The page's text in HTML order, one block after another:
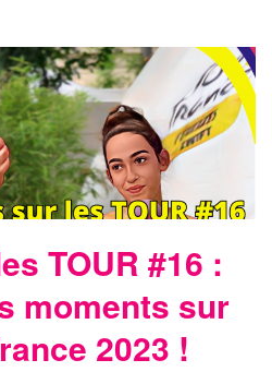
TOUR #16 :
moments sur
2023 !